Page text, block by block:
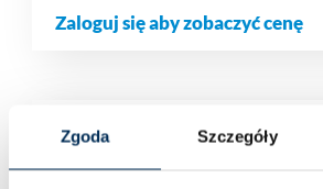
Zgoda Szczegóły
Zaloguj się aby zobaczyć cenę